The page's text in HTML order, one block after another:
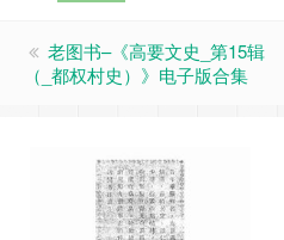
老图书–《高要文史_第15辑
（_都权村史）》电子版合集